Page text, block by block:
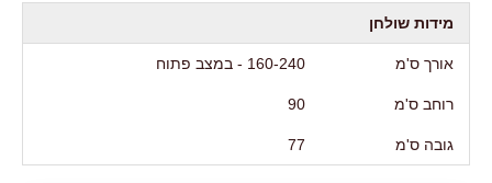
מידות שולחן
אורך ס'מ 160-240 - במצב פתוח
רוחב ס'מ 90
גובה ס'מ 77